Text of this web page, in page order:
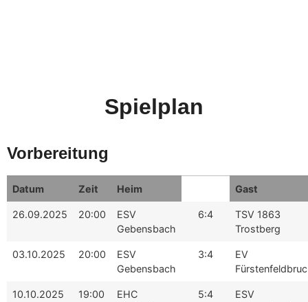
Spielplan
Vorbereitung
Datum Zeit Heim Gast
26.09.2025 20:00
ESV
Gebensbach
6:4
TSV 1863
Trostberg
03.10.2025 20:00
ESV
Gebensbach
3:4
EV
10.10.2025 19:00
EHC
5:4
ESV